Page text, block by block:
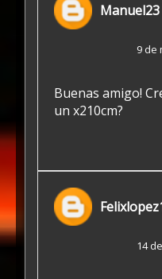
Manuel23
9 de
Buenas amigo!
un x210cm?
14